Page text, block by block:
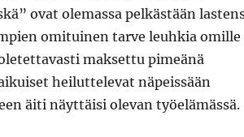
ovat olemassa pelkästään
omituinen tarve leuhkia omille
maksettu pimeänä
heiluttelevat näpeissään
äiti näyttäisi olevan työelämässä.